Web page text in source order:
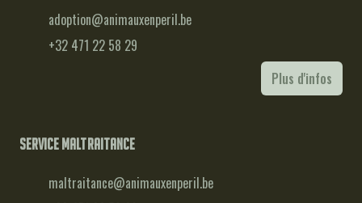
adoption@animauxenperil.be
+32 471 22 58 29
Plus d'infos
Service maltraitance
maltraitance@animauxenperil.be